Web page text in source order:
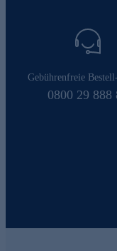
Gebührenfreie
0800 29 888